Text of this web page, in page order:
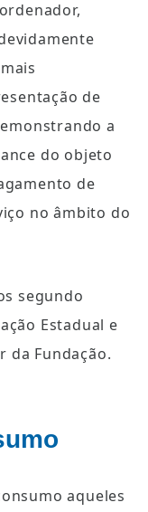
de
a
do objeto
de
no âmbito do
segundo
Estadual e
da Fundação.
aqueles